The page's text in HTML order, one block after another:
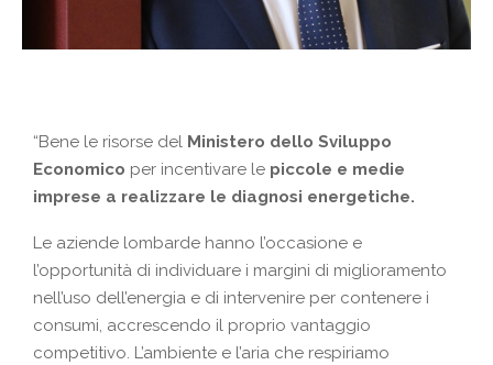
“Bene le risorse del Ministero dello Sviluppo
Economico per incentivare le piccole e medie
imprese a realizzare le diagnosi energetiche.
Le aziende lombarde hanno l’occasione e
l’opportunità di individuare i margini di miglioramento
nell’uso dell’energia e di intervenire per contenere i
consumi, accrescendo il proprio vantaggio
competitivo. L’ambiente e l’aria che respiriamo